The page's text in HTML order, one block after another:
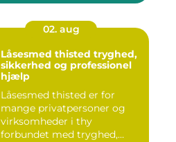
02. aug
Låsesmed thisted tryghed,
sikkerhed og professionel
hjælp
Låsesmed thisted er for
mange privatpersoner og
virksomheder i thy
forbundet med tryghed,